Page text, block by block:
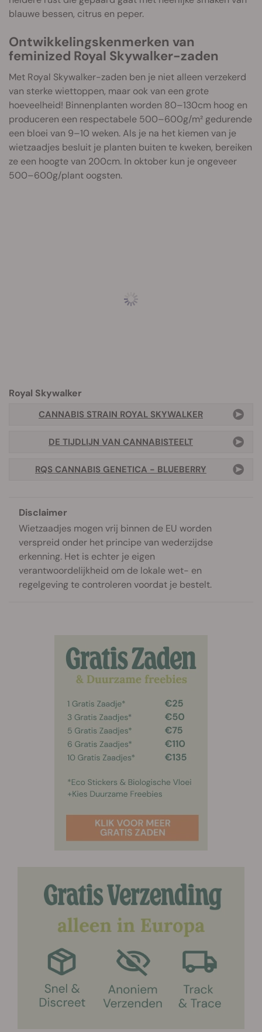
blauwe bessen, citrus en peper.
Ontwikkelingskenmerken van
feminized Royal Skywalker-zaden
Met Royal Skywalker-zaden ben je niet alleen verzekerd
van sterke wiettoppen, maar ook van een grote
hoeveelheid! Binnenplanten worden 80–130cm hoog en
produceren een respectabele 500–600g/m² gedurende
een bloei van 9–10 weken. Als je na het kiemen van je
wietzaadjes besluit je planten buiten te kweken, bereiken
ze een hoogte van 200cm. In oktober kun je ongeveer
500–600g/plant oogsten.
Royal Skywalker
CANNABIS STRAIN ROYAL SKYWALKER
DE TIJDLIJN VAN CANNABISTEELT
RQS CANNABIS GENETICA - BLUEBERRY
Disclaimer
Wietzaadjes mogen vrij binnen de EU worden
verspreid onder het principe van wederzijdse
erkenning. Het is echter je eigen
verantwoordelijkheid om de lokale wet- en
regelgeving te controleren voordat je bestelt.